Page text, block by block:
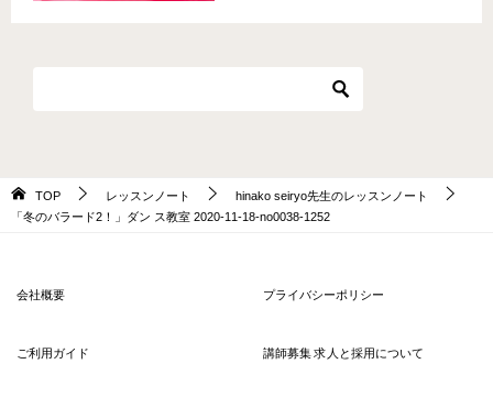
TOP レッスンノート
hinako seiryo先生のレッスンノート
「冬のバラード2！」ダン ス教室 2020-11-18-no0038-1252
会社概要 プライバシーポリシー
ご利用ガイド 講師募集 求人と採用について